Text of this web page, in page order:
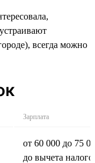
всегда можно
Зарплата
от 60 000 до 75
до вычета